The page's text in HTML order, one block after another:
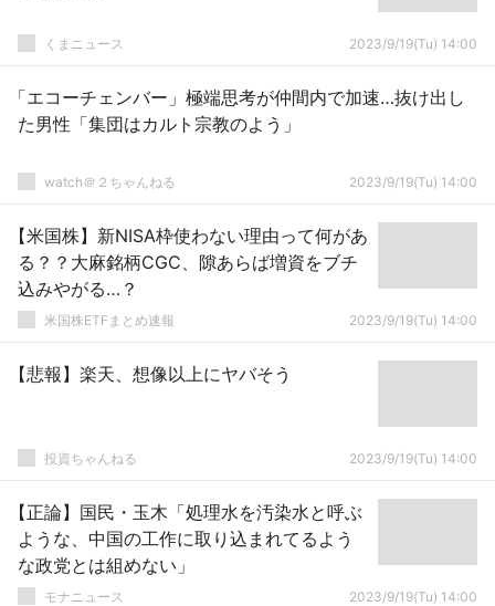
くまニュース 2023/9/19(Tu) 14:00
「エコーチェンバー」極端思考が仲間内で加速…抜け出し
た男性「集団はカルト宗教のよう」
watch＠２ちゃんねる 2023/9/19(Tu) 14:00
【米国株】新NISA枠使わない理由って何があ
る？？大麻銘柄CGC、隙あらば増資をブチ
込みやがる…？
米国株ETFまとめ速報 2023/9/19(Tu) 14:00
【悲報】楽天、想像以上にヤバそう
投資ちゃんねる 2023/9/19(Tu) 14:00
【正論】国民・玉木「処理水を汚染水と呼ぶ
ような、中国の工作に取り込まれてるよう
な政党とは組めない」
モナニュース 2023/9/19(Tu) 14:00